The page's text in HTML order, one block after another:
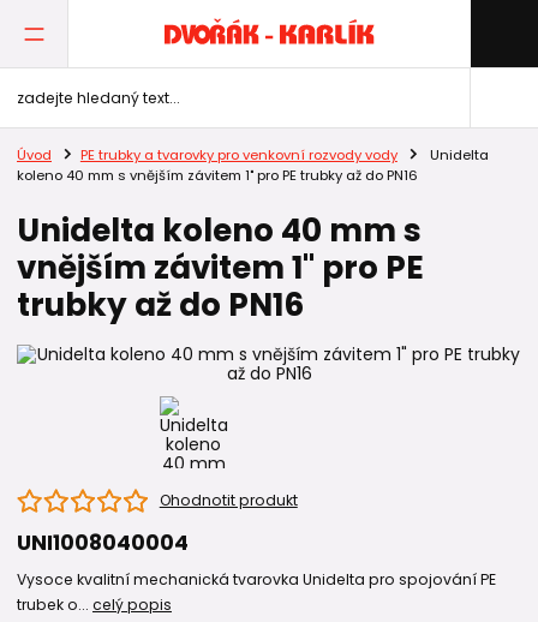
Úvod PE trubky a tvarovky pro venkovní rozvody vody
Unidelta
koleno 40 mm s vnějším závitem 1" pro PE trubky až do PN16
Unidelta koleno 40 mm s
vnějším závitem 1" pro PE
trubky až do PN16
Ohodnotit produkt
UNI1008040004
Vysoce kvalitní mechanická tvarovka Unidelta pro spojování PE
trubek o... celý popis